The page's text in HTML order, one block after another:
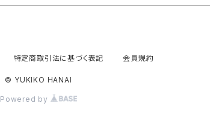
特定商取引法に基づく表記 会員規約
© YUKIKO HANAI
Powered by